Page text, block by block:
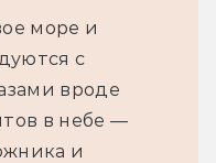
море и
с
вроде
в небе —
и